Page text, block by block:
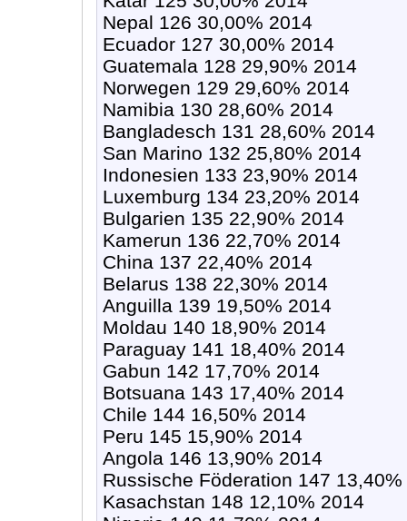
Nepal 126 30,00% 2014
Ecuador 127 30,00% 2014
Guatemala 128 29,90% 2014
Norwegen 129 29,60% 2014
Namibia 130 28,60% 2014
Bangladesch 131 28,60% 2014
San Marino 132 25,80% 2014
Indonesien 133 23,90% 2014
Luxemburg 134 23,20% 2014
Bulgarien 135 22,90% 2014
Kamerun 136 22,70% 2014
China 137 22,40% 2014
Belarus 138 22,30% 2014
Anguilla 139 19,50% 2014
Moldau 140 18,90% 2014
Paraguay 141 18,40% 2014
Gabun 142 17,70% 2014
Botsuana 143 17,40% 2014
Chile 144 16,50% 2014
Peru 145 15,90% 2014
Angola 146 13,90% 2014
Russische Föderation 147
Kasachstan 148 12,10% 2014